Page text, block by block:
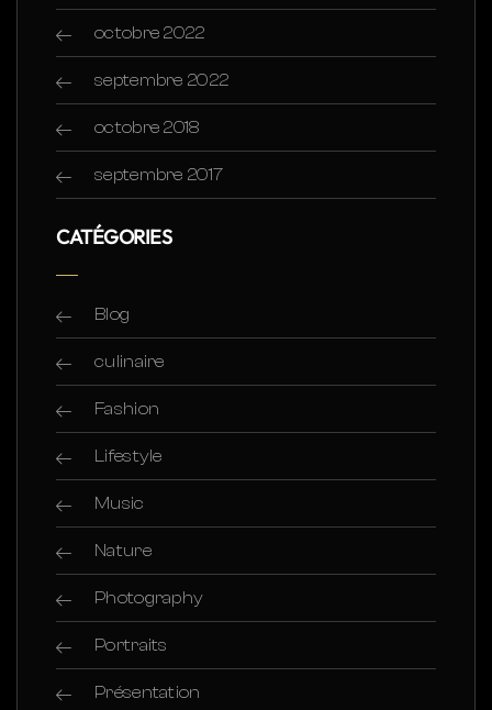
octobre 2022
septembre 2022
octobre 2018
septembre 2017
CATÉGORIES
Blog
culinaire
Fashion
Lifestyle
Music
Nature
Photography
Portraits
Présentation